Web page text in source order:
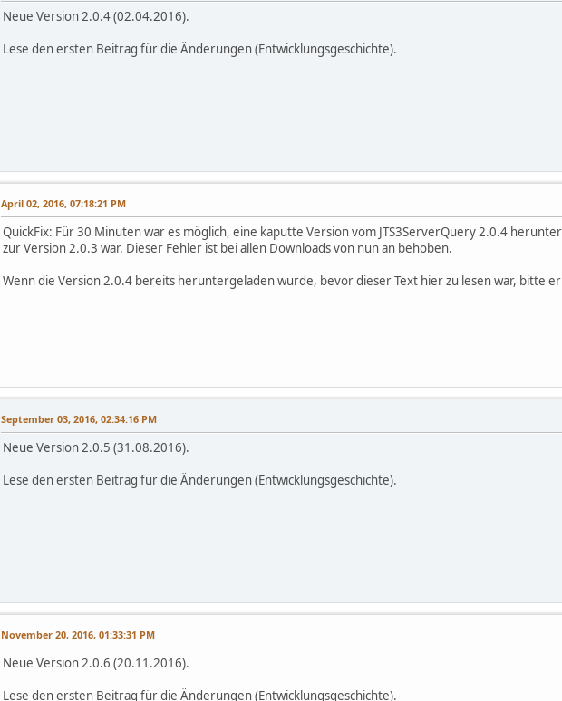
Neue Version 2.0.4 (02.04.2016).
Lese den ersten Beitrag für die Änderungen (Entwicklungsgeschichte).
April 02, 2016, 07:18:21 PM
QuickFix: Für 30 Minuten war es möglich, eine kaputte Version vom JTS3ServerQuery 2.0.4
zur Version 2.0.3 war. Dieser Fehler ist bei allen Downloads von nun an behoben.
Wenn die Version 2.0.4 bereits heruntergeladen wurde, bevor dieser Text hier zu lesen war, bitte
September 03, 2016, 02:34:16 PM
Neue Version 2.0.5 (31.08.2016).
Lese den ersten Beitrag für die Änderungen (Entwicklungsgeschichte).
November 20, 2016, 01:33:31 PM
Neue Version 2.0.6 (20.11.2016).
Lese den ersten Beitrag für die Änderungen (Entwicklungsgeschichte).